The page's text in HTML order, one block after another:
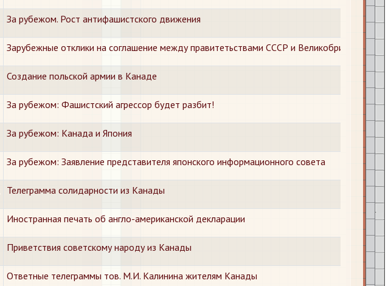
За рубежом. Рост антифашистского движения
Зарубежные отклики на соглашение между правитетьствами СССР и Великобритании о
Создание польской армии в Канаде
За рубежом: Фашистский агрессор будет разбит!
За рубежом: Канада и Япония
За рубежом: Заявление представителя японского информационного совета
Телеграмма солидарности из Канады
Иностранная печать об англо-американской декларации
Приветствия советскому народу из Канады
Ответные телеграммы тов. М.И. Калинина жителям Канады